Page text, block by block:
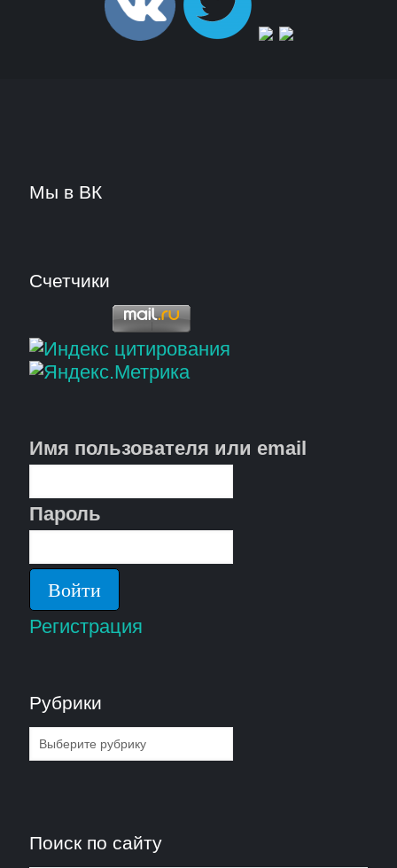
Мы в ВК
Счетчики
Имя пользователя или email
Пароль
Регистрация
Рубрики
Рубрики
Поиск по сайту